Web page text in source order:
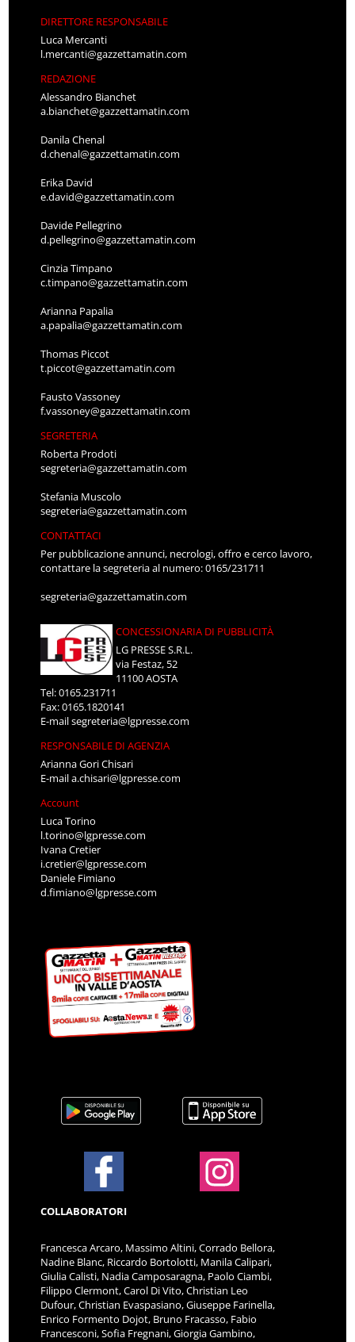
DIRETTORE RESPONSABILE
Luca Mercanti
l.mercanti@gazzettamatin.com
REDAZIONE
Alessandro Bianchet
a.bianchet@gazzettamatin.com
Danila Chenal
d.chenal@gazzettamatin.com
Erika David
e.david@gazzettamatin.com
Davide Pellegrino
d.pellegrino@gazzettamatin.com
Cinzia Timpano
c.timpano@gazzettamatin.com
Arianna Papalia
a.papalia@gazzettamatin.com
Thomas Piccot
t.piccot@gazzettamatin.com
Fausto Vassoney
f.vassoney@gazzettamatin.com
SEGRETERIA
Roberta Prodoti
segreteria@gazzettamatin.com
Stefania Muscolo
segreteria@gazzettamatin.com
CONTATTACI
Per pubblicazione annunci, necrologi, offro e cerco lavoro,
contattare la segreteria al numero: 0165/231711
segreteria@gazzettamatin.com
CONCESSIONARIA DI PUBBLICITÀ
LG PRESSE S.R.L.
via Festaz, 52
11100 AOSTA
Tel: 0165.231711
Fax: 0165.1820141
E-mailsegreteria@lgpresse.com
RESPONSABILE DI AGENZIA
Arianna Gori Chisari
E-maila.chisari@lgpresse.com
Account
Luca Torino
l.torino@lgpresse.com
Ivana Cretier
i.cretier@lgpresse.com
Daniele Fimiano
d.fimiano@lgpresse.com
COLLABORATORI
Francesca Arcaro, Massimo Altini, Corrado Bellora,
Nadine Blanc, Riccardo Bortolotti, Manila Calipari,
Giulia Calisti, Nadia Camposaragna, Paolo Ciambi,
Filippo Clermont, Carol Di Vito, Christian Leo
Dufour, Christian Evaspasiano, Giuseppe Farinella,
Enrico Formento Dojot, Bruno Fracasso, Fabio
Francesconi, Sofia Fregnani, Giorgia Gambino,